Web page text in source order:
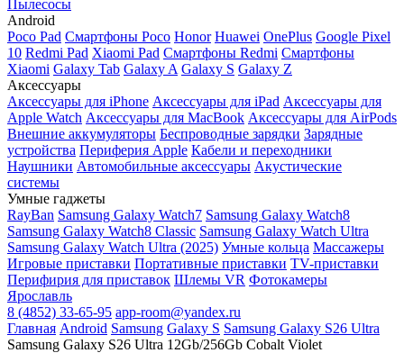
Пылесосы
Android
Poco Pad Смартфоны Poco Honor Huawei OnePlus Google Pixel
10 Redmi Pad Xiaomi Pad Смартфоны Redmi Смартфоны
Xiaomi Galaxy Tab Galaxy A Galaxy S Galaxy Z
Аксессуары
Аксессуары для iPhone Аксессуары для iPad Аксессуары для
Apple Watch Аксессуары для MacBook Аксессуары для AirPods
Внешние аккумуляторы Беспроводные зарядки Зарядные
устройства Периферия Apple Кабели и переходники
Наушники Автомобильные аксессуары Акустические
системы
Умные гаджеты
RayBan Samsung Galaxy Watch7 Samsung Galaxy Watch8
Samsung Galaxy Watch8 Classic Samsung Galaxy Watch Ultra
Samsung Galaxy Watch Ultra (2025) Умные кольца Массажеры
Игровые приставки Портативные приставки TV-приставки
Перифирия для приставок Шлемы VR Фотокамеры
Ярославль
8 (4852) 33-65-95 app-room@yandex.ru
Главная Android Samsung Galaxy S Samsung Galaxy S26 Ultra
Samsung Galaxy S26 Ultra 12Gb/256Gb Cobalt Violet